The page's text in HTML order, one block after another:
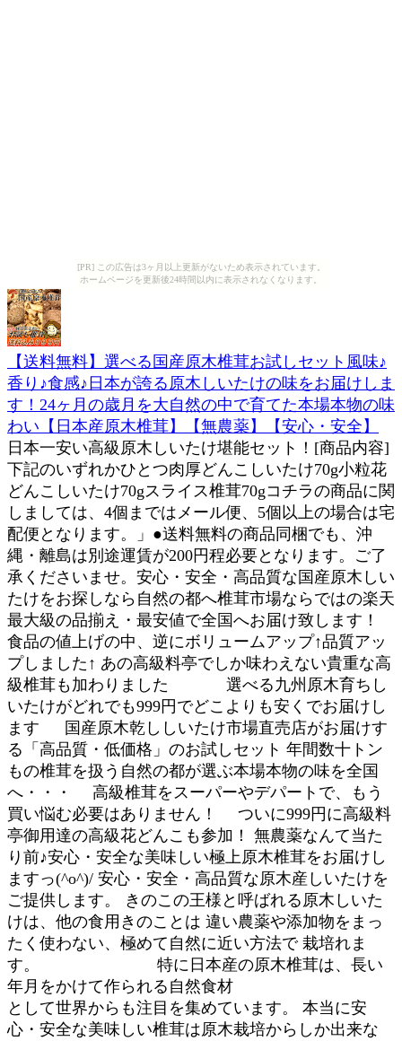
[PR] この広告は3ヶ月以上更新がないため表示されています。
ホームページを更新後24時間以内に表示されなくなります。
【送料無料】選べる国産原木椎茸お試しセット風味♪
香り♪食感♪日本が誇る原木しいたけの味をお届けしま
す！24ヶ月の歳月を大自然の中で育てた本場本物の味
わい【日本産原木椎茸】【無農薬】【安心・安全】
日本一安い高級原木しいたけ堪能セット！[商品内容]
下記のいずれかひとつ肉厚どんこしいたけ70g小粒花
どんこしいたけ70gスライス椎茸70gコチラの商品に関
しましては、4個まではメール便、5個以上の場合は宅
配便となります。」●送料無料の商品同梱でも、沖
縄・離島は別途運賃が200円程必要となります。ご了
承くださいませ。安心・安全・高品質な国産原木しい
たけをお探しなら自然の都へ椎茸市場ならではの楽天
最大級の品揃え・最安値で全国へお届け致します！
食品の値上げの中、逆にボリュームアップ↑品質アッ
プしました↑ あの高級料亭でしか味わえない貴重な高
級椎茸も加わりました 選べる九州原木育ちし
いたけがどれでも999円でどこよりも安くでお届けし
ます 国産原木乾ししいたけ市場直売店がお届けす
る「高品質・低価格」のお試しセット 年間数十トン
もの椎茸を扱う自然の都が選ぶ本場本物の味を全国
へ・・・ 高級椎茸をスーパーやデパートで、もう
買い悩む必要はありません！ ついに999円に高級料
亭御用達の高級花どんこも参加！ 無農薬なんて当た
り前♪安心・安全な美味しい極上原木椎茸をお届けし
ますっ(^o^)/ 安心・安全・高品質な原木産しいたけを
ご提供します。 きのこの王様と呼ばれる原木しいた
けは、他の食用きのことは 違い農薬や添加物をまっ
たく使わない、極めて自然に近い方法で 栽培れま
す。 特に日本産の原木椎茸は、長い
年月をかけて作られる自然食材
として世界からも注目を集めています。 本当に安
心・安全な美味しい椎茸は原木栽培からしか出来な